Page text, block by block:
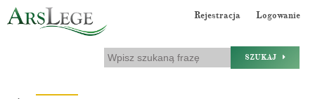
Rejestracja Logowanie
SZUKAJ